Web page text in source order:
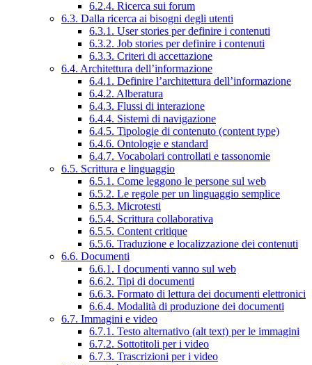
6.2.4. Ricerca sui forum
6.3. Dalla ricerca ai bisogni degli utenti
6.3.1. User stories per definire i contenuti
6.3.2. Job stories per definire i contenuti
6.3.3. Criteri di accettazione
6.4. Architettura dell’informazione
6.4.1. Definire l’architettura dell’informazione
6.4.2. Alberatura
6.4.3. Flussi di interazione
6.4.4. Sistemi di navigazione
6.4.5. Tipologie di contenuto (content type)
6.4.6. Ontologie e standard
6.4.7. Vocabolari controllati e tassonomie
6.5. Scrittura e linguaggio
6.5.1. Come leggono le persone sul web
6.5.2. Le regole per un linguaggio semplice
6.5.3. Microtesti
6.5.4. Scrittura collaborativa
6.5.5. Content critique
6.5.6. Traduzione e localizzazione dei contenuti
6.6. Documenti
6.6.1. I documenti vanno sul web
6.6.2. Tipi di documenti
6.6.3. Formato di lettura dei documenti elettronici
6.6.4. Modalità di produzione dei documenti
6.7. Immagini e video
6.7.1. Testo alternativo (alt text) per le immagini
6.7.2. Sottotitoli per i video
6.7.3. Trascrizioni per i video